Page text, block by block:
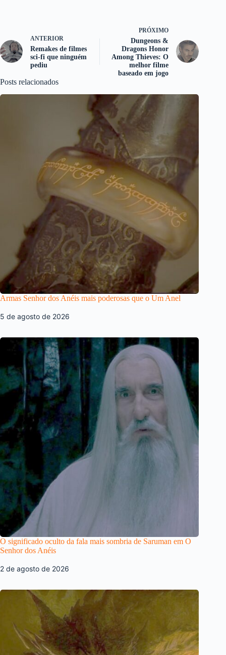
ANTERIOR
Remakes de filmes
sci-fi que ninguém
pediu
PRÓXIMO
Dungeons &
Dragons Honor
Among Thieves: O
melhor filme
baseado em jogo
Posts relacionados
Armas Senhor dos Anéis mais poderosas que o Um Anel
5 de agosto de 2026
O significado oculto da fala mais sombria de Saruman em O
Senhor dos Anéis
2 de agosto de 2026